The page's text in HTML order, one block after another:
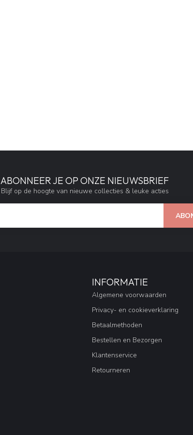
ABONNEER JE OP ONZE NIEUWSBRIEF
Blijf op de hoogte van nieuwe collecties & leuke acties
INFORMATIE
Algemene voorwaarden
Privacy- en cookieverklaring
Betaalmethoden
Bestellen en Bezorgen
Klantenservice
Retourneren